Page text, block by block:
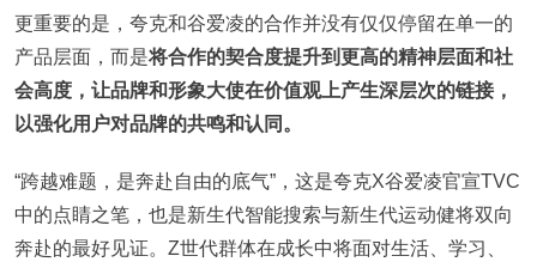
更重要的是，夸克和谷爱凌的合作并没有仅仅停留在单一的
产品层面，而是将合作的契合度提升到更高的精神层面和社
会高度，让品牌和形象大使在价值观上产生深层次的链接，
以强化用户对品牌的共鸣和认同。
“跨越难题，是奔赴自由的底气”，这是夸克X谷爱凌官宣TVC
中的点睛之笔，也是新生代智能搜索与新生代运动健将双向
奔赴的最好见证。Z世代群体在成长中将面对生活、学习、